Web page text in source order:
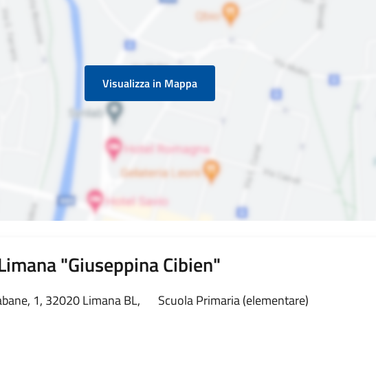
Visualizza in Mappa
"Giuseppina Cibien"
1, 32020 Limana BL,
Scuola Primaria (elementare)